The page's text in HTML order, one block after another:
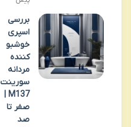
بررسی
اسپری
خوشبو
کننده
مردانه
سورینت
M137 |
صفر تا
صد